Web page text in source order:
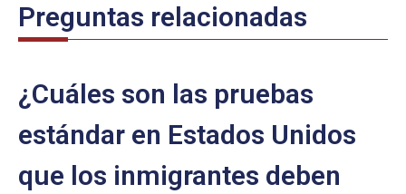
Preguntas relacionadas
¿Cuáles son las pruebas
estándar en Estados Unidos
que los inmigrantes deben